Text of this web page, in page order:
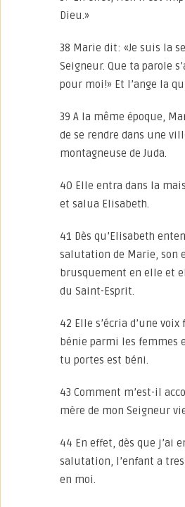
Dieu.»
38 Marie dit: «Je suis la
Seigneur. Que ta parole
pour moi!» Et l’ange la
39 A la même époque,
de se rendre dans une
montagneuse de Juda.
40 Elle entra dans la
et salua Elisabeth.
41 Dès qu’Elisabeth
salutation de Marie, son
brusquement en elle et
du Saint-Esprit.
42 Elle s’écria d’une voix
bénie parmi les femmes
tu portes est béni.
43 Comment m’est-il
mère de mon Seigneur
44 En effet, dès que j’ai
salutation, l’enfant a
en moi.